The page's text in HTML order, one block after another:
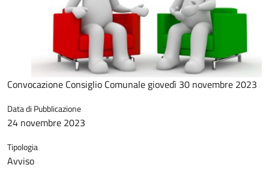
Convocazione Consiglio Comunale giovedì 30 novembre 2023
Data di Pubblicazione
24 novembre 2023
Tipologia
Avviso